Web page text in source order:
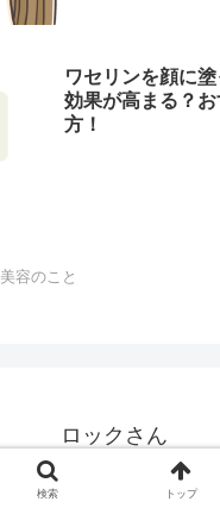
ワセリンを顔に
効果が高まる？
方！
美容のこと
ロックさん
© 2017-2026 ロックさん.
検索 トップ